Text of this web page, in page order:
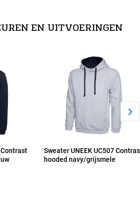
EN UITVOERINGEN
Contrast
Sweater UNEEK UC507
hooded navy/grijsmele